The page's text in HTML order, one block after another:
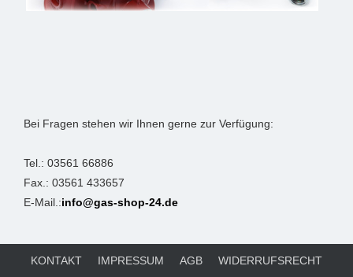
Bei Fragen stehen wir Ihnen gerne zur Verfügung:
Tel.: 03561 66886
Fax.: 03561 433657
E-Mail.:info@gas-shop-24.de
KONTAKT IMPRESSUM AGB
WIDERRUFSRECHT